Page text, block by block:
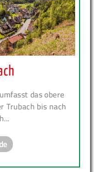
das obere
Trubach bis nach